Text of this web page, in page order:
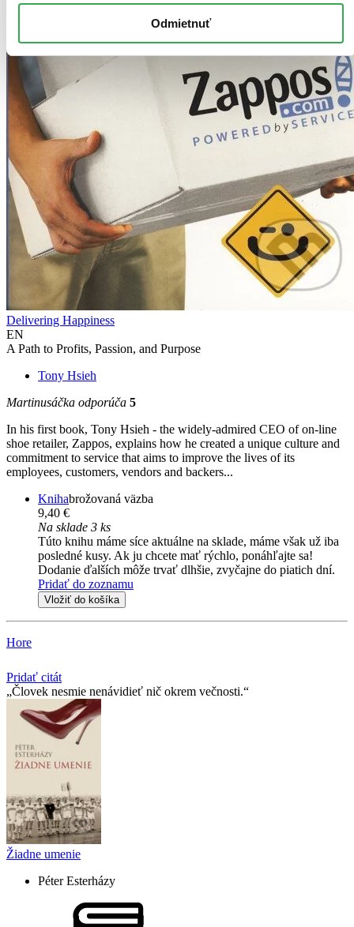
Odmietnuť
Delivering Happiness
EN
A Path to Profits, Passion, and Purpose
Tony Hsieh
Martinusáčka odporúča 5
In his first book, Tony Hsieh - the widely-admired CEO of on-line
shoe retailer, Zappos, explains how he created a unique culture and
commitment to service that aims to improve the lives of its
employees, customers, vendors and backers...
Knihabrožovaná väzba
9,40 €
Na sklade 3 ks
Túto knihu máme síce aktuálne na sklade, máme však už iba
posledné kusy. Ak ju chcete mať rýchlo, ponáhľajte sa!
Dodanie ďalších môže trvať dlhšie, zvyčajne do piatich dní.
Pridať do zoznamu
Vložiť do košíka
Hore
Pridať citát
Človek nesmie nenávidieť nič okrem večnosti.
Žiadne umenie
Péter Esterházy